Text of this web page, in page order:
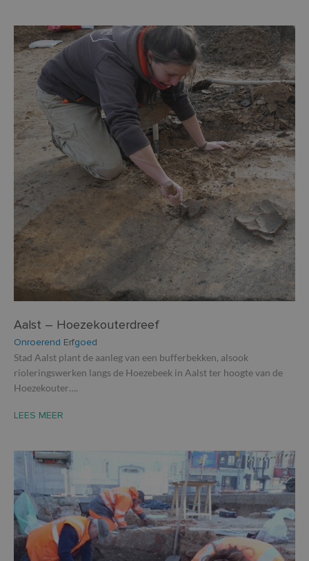
Aalst – Hoezekouterdreef
Onroerend Erfgoed
Stad Aalst plant de aanleg van een bufferbekken, alsook
rioleringswerken langs de Hoezebeek in Aalst ter hoogte van de
Hoezekouter….
LEES MEER